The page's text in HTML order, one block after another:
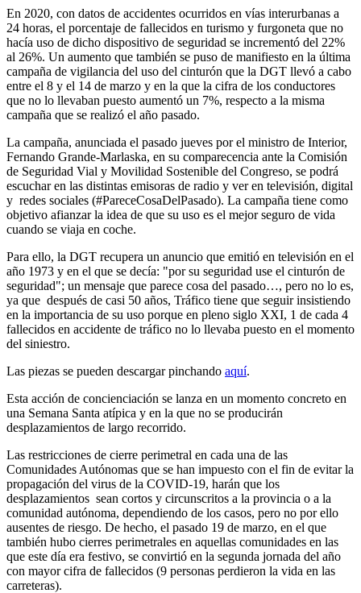
En 2020, con datos de accidentes ocurridos en vías interurbanas a
24 horas, el porcentaje de fallecidos en turismo y furgoneta que no
hacía uso de dicho dispositivo de seguridad se incrementó del 22%
al 26%. Un aumento que también se puso de manifiesto en la última
campaña de vigilancia del uso del cinturón que la DGT llevó a cabo
entre el 8 y el 14 de marzo y en la que la cifra de los conductores
que no lo llevaban puesto aumentó un 7%, respecto a la misma
campaña que se realizó el año pasado.
La campaña, anunciada el pasado jueves por el ministro de Interior,
Fernando Grande-Marlaska, en su comparecencia ante la Comisión
de Seguridad Vial y Movilidad Sostenible del Congreso, se podrá
escuchar en las distintas emisoras de radio y ver en televisión, digital
y redes sociales (#PareceCosaDelPasado). La campaña tiene como
objetivo afianzar la idea de que su uso es el mejor seguro de vida
cuando se viaja en coche.
Para ello, la DGT recupera un anuncio que emitió en televisión en el
año 1973 y en el que se decía: "por su seguridad use el cinturón de
seguridad"; un mensaje que parece cosa del pasado…, pero no lo es,
ya que después de casi 50 años, Tráfico tiene que seguir insistiendo
en la importancia de su uso porque en pleno siglo XXI, 1 de cada 4
fallecidos en accidente de tráfico no lo llevaba puesto en el momento
del siniestro.
Las piezas se pueden descargar pinchando aquí.
Esta acción de concienciación se lanza en un momento concreto en
una Semana Santa atípica y en la que no se producirán
desplazamientos de largo recorrido.
Las restricciones de cierre perimetral en cada una de las
Comunidades Autónomas que se han impuesto con el fin de evitar la
propagación del virus de la COVID-19, harán que los
desplazamientos sean cortos y circunscritos a la provincia o a la
comunidad autónoma, dependiendo de los casos, pero no por ello
ausentes de riesgo. De hecho, el pasado 19 de marzo, en el que
también hubo cierres perimetrales en aquellas comunidades en las
que este día era festivo, se convirtió en la segunda jornada del año
con mayor cifra de fallecidos (9 personas perdieron la vida en las
carreteras).